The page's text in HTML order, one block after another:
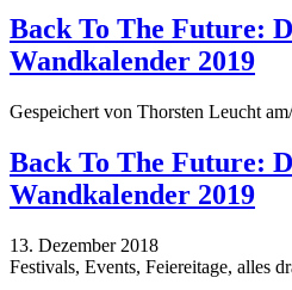
Back To The Future:
Wandkalender 2019
Gespeichert von Thorsten Leucht
Back To The Future:
Wandkalender 2019
13. Dezember 2018
Festivals, Events, Feiereitage, alles